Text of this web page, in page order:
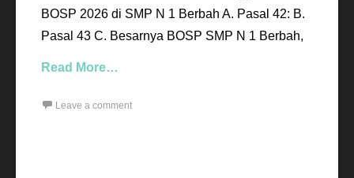
BOSP 2026 di SMP N 1 Berbah A. Pasal 42: B.
Pasal 43 C. Besarnya BOSP SMP N 1 Berbah,
Read More…
Leave a comment